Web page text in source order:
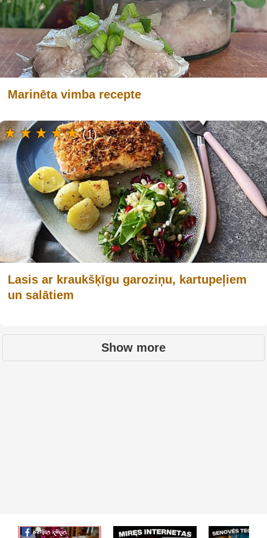
Marinēta vimba recepte
Lasis ar kraukšķīgu garoziņu, kartupeļiem
un salātiem
(1)
Show more